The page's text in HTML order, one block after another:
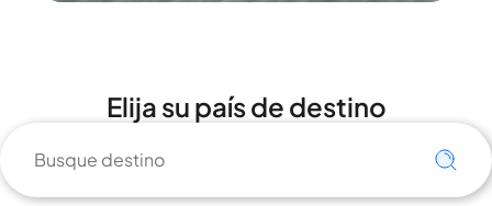
Elija su país de destino